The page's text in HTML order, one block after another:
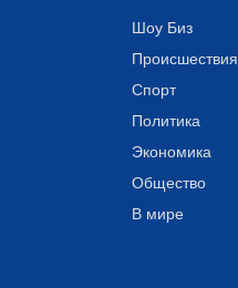
Шоу Биз
Происшествия
Спорт
Политика
Экономика
Общество
В мире